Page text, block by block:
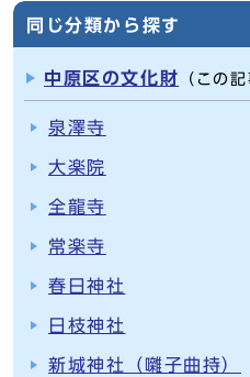
同じ分類から探す
中原区の文化財 （この
泉澤寺
大楽院
全龍寺
常楽寺
春日神社
日枝神社
新城神社（囃子曲持）